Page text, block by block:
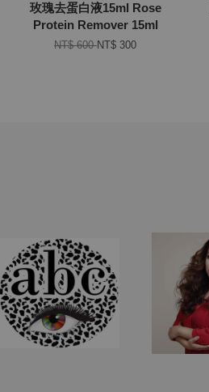
玫瑰去蛋白液15ml Rose
Protein Remover 15ml
NT$ 600NT$ 300